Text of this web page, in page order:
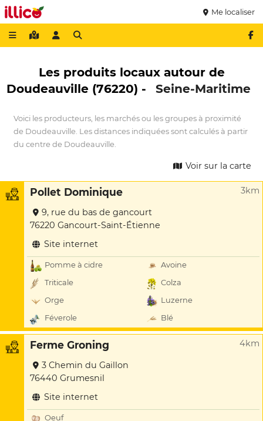
Me localiser
Les produits locaux autour de
Doudeauville (76220) -
Seine-Maritime
Voici les producteurs, les marchés ou les groupes à proximité
de Doudeauville. Les distances indiquées sont calculés à partir
du centre de Doudeauville.
Voir sur la carte
Pollet Dominique 3km
9, rue du bas de gancourt
76220 Gancourt-Saint-Étienne
Site internet
Pomme à cidre
Avoine
Triticale
Colza
Orge
Luzerne
Féverole
Blé
Ferme Groning 4km
3 Chemin du Gaillon
76440 Grumesnil
Site internet
Oeuf